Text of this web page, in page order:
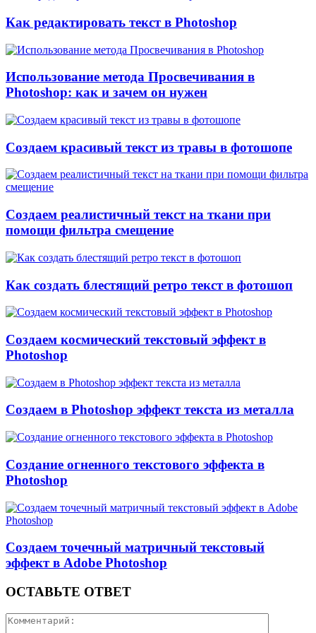
Как редактировать текст в Photoshop
Использование метода Просвечивания в
Photoshop: как и зачем он нужен
Создаем красивый текст из травы в фотошопе
Создаем реалистичный текст на ткани при
помощи фильтра смещение
Как создать блестящий ретро текст в фотошоп
Создаем космический текстовый эффект в
Photoshop
Создаем в Photoshop эффект текста из металла
Создание огненного текстового эффекта в
Photoshop
Создаем точечный матричный текстовый
эффект в Adobe Photoshop
ОСТАВЬТЕ ОТВЕТ